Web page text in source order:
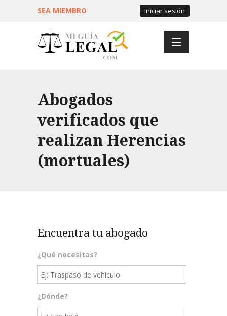
SEA MIEMBRO Iniciar sesión
Abogados
verificados que
realizan Herencias
(mortuales)
Encuentra tu abogado
¿Qué necesitas?
¿Dónde?